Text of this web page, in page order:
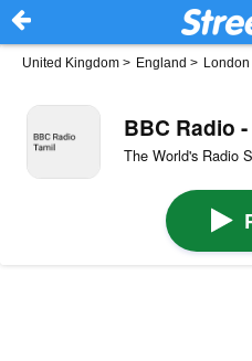
United Kingdom > England > London
BBC Radio
The World's Radio